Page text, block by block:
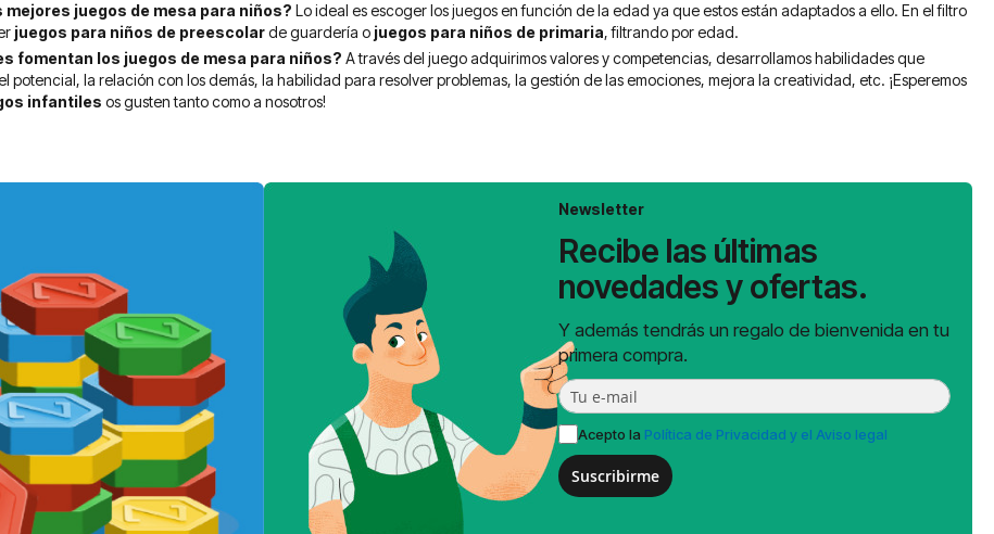
mejores juegos de mesa para niños? Lo ideal es escoger los juegos en función de la edad ya que estos están adaptados a ello. En el filtro
juegos para niños de preescolarde guardería o juegos para niños de primaria, filtrando por edad.
fomentan los juegos de mesa para niños? A través del juego adquirimos valores y competencias, desarrollamos habilidades que
potencial, la relación con los demás, la habilidad para resolver problemas, la gestión de las emociones, mejora la creatividad, etc. ¡Esperemos
infantiles os gusten tanto como a nosotros!
Newsletter
Recibe las últimas
novedades y ofertas.
Y además tendrás un regalo de bienvenida en tu
primera compra.
Acepto la Política de Privacidad y el Aviso legal
Suscribirme